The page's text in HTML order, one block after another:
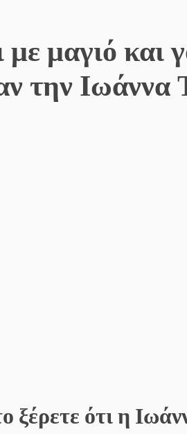
με μαγιό και
την Ιωάννα
ξέρετε ότι η